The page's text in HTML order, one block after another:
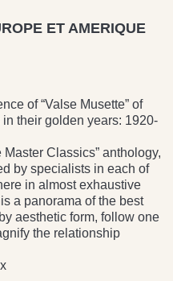
ET AMERIQUE
of “Valse Musette” of
their golden years: 1920-
Classics” anthology,
by specialists in each of
in almost exhaustive
a panorama of the best
aesthetic form, follow one
the relationship